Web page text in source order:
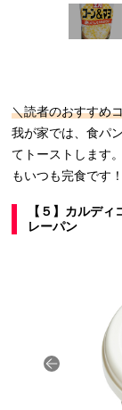
＼読者のおすすめ
我が家では、食パ
てトーストします
もいつも完食です
【５】カルデ
レーパン